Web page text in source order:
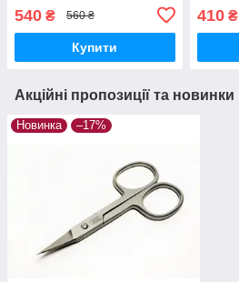
Сталекс для шкіри
540 ₴ 560 ₴
Купити
410₴
Акційні пропозиції та новинки
Новинка –17%